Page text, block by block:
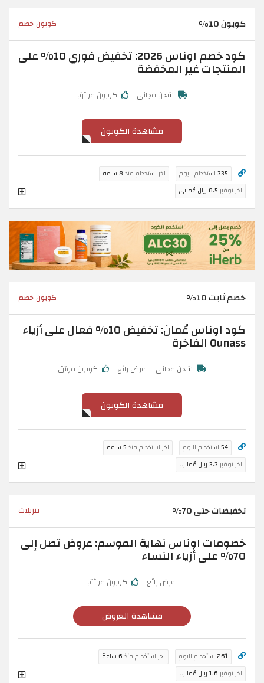
كوبون 10% كوبون خصم
كود خصم اوناس 2026: تخفيض فوري 10% على
المنتجات غير المخفضة
شحن مجاني كوبون موثق
مشاهدة الكوبون
335 استخدام اليوم اخر استخدام منذ 8 ساعة
اخر توفير 0.5 ريال عُماني
خصم ثابت 10% كوبون خصم
كود اوناس عُمان: تخفيض 10% فعال على أزياء
Ounass الفاخرة
شحن مجاني عرض رائع كوبون موثق
مشاهدة الكوبون
54 استخدام اليوم اخر استخدام منذ 5 ساعة
اخر توفير 3.3 ريال عُماني
تخفيضات حتى 70% تنزيلات
خصومات اوناس نهاية الموسم: عروض تصل إلى
70% على أزياء النساء
عرض رائع كوبون موثق
مشاهدة العروض
261 استخدام اليوم اخر استخدام منذ 6 ساعة
اخر توفير 1.6 ريال عُماني